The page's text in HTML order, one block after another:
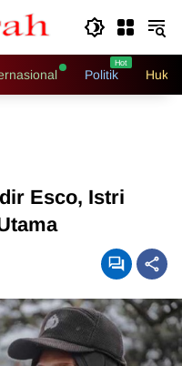
Politik
Esco, Istri